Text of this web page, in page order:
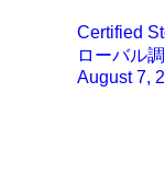
Certified
ローバル
August 7,